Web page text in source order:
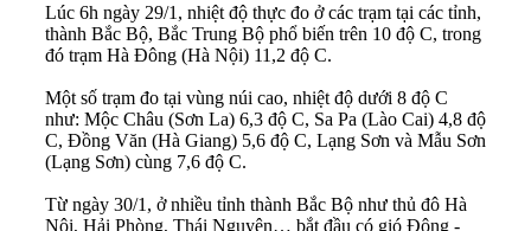
Lúc 6h ngày 29/1, nhiệt độ thực đo ở các trạm tại các tỉnh,
thành Bắc Bộ, Bắc Trung Bộ phổ biến trên 10 độ C, trong
đó trạm Hà Đông (Hà Nội) 11,2 độ C.
Một số trạm đo tại vùng núi cao, nhiệt độ dưới 8 độ C
như: Mộc Châu (Sơn La) 6,3 độ C, Sa Pa (Lào Cai) 4,8 độ
C, Đồng Văn (Hà Giang) 5,6 độ C, Lạng Sơn và Mẫu Sơn
(Lạng Sơn) cùng 7,6 độ C.
Từ ngày 30/1, ở nhiều tỉnh thành Bắc Bộ như thủ đô Hà
Nội, Hải Phòng, Thái Nguyên… bắt đầu có gió Đông -